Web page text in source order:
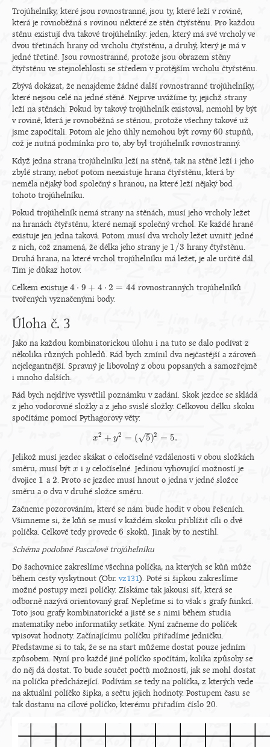
Trojúhelníky, které jsou rovnostranné, jsou ty, které leží v rovině,
která je rovnoběžná s rovinou některé ze stěn čtyřstěnu. Pro každou
stěnu existují dva takové trojúhelníky: jeden, který má své vrcholy ve
dvou třetinách hrany od vrcholu čtyřstěnu, a druhý, který je má v
jedné třetině. Jsou rovnostranné, protože jsou obrazem stěny
čtyřstěnu ve stejnolehlosti se středem v protějším vrcholu čtyřstěnu.
Zbývá dokázat, že nenajdeme žádné další rovnostranné trojúhelníky,
které nejsou celé na jedné stěně. Nejprve uvážíme ty, jejichž strany
leží na stěnách. Pokud by takový trojúhelník existoval, nemohl by být
v rovině, která je rovnoběžná se stěnou, protože všechny takové už
jsme započítali. Potom ale jeho úhly nemohou být rovny60
60 stupňů,
což je nutná podmínka pro to, aby byl trojúhelník rovnostranný.
Když jedna strana trojúhelníku leží na stěně, tak na stěně leží i jeho
zbylé strany, neboť potom neexistuje hrana čtyřstěnu, která by
neměla nějaký bod společný s hranou, na které leží nějaký bod
tohoto trojúhelníku.
Pokud trojúhelník nemá strany na stěnách, musí jeho vrcholy ležet
na hranách čtyřstěnu, které nemají společný vrchol. Ke každé hraně
existuje jen jedna taková. Potom musí dva vrcholy ležet uvnitř jedné
z nich, což znamená, že délka jeho strany je 1/3
1/3 hrany čtyřstěnu.
Druhá hrana, na které vrchol trojúhelníku má ležet, je ale určitě dál.
Tím je důkaz hotov.
Celkem existuje 4 ⋅ 9 + 4 ⋅ 2 = 44
4⋅ 9 +4⋅2 =44
rovnostranných trojúhelníků
tvořených vyznačenými body.
Úloha č. 3
Jako na každou kombinatorickou úlohu i na tuto se dalo podívat z
několika různých pohledů. Rád bych zmínil dva nejčastější a zároveň
nejelegantnější. Spravný je libovolný z obou popsaných a samozřejmě
i mnoho dalších.
Rád bych nejdříve vysvětlil poznámku v zadání. Skok jezdce se skládá
z jeho vodorovné složky a z jeho svislé složky. Celkovou délku skoku
spočítáme pomocí Pythagorovy věty:
x2 + y2 = ( 5
–
√ )2 = 5.
x2+ y2= (5)2=5.
Jelikož musí jezdec skákat o celočíselné vzdálenosti v obou složkách
směru, musí být x
x iy
yceločíselné. Jedinou vyhovující možností je
dvojice 1
1 a 2
2. Proto se jezdec musí hnout o jedna v jedné složce
směru a o dva v druhé složce směru.
Začneme pozorováním, které se nám bude hodit v obou řešeních.
Všimneme si, že kůň se musí v každém skoku přiblížit cíli o dvě
políčka. Celkově tedy provede 6
6 skoků. Jinak by to nestihl.
Schéma podobné Pascalově trojúhelníku
Do šachovnice zakreslíme všechna políčka, na kterých se kůň může
během cesty vyskytnout (Obr.vz131). Poté si šipkou zakreslíme
možné postupy mezi políčky. Získáme tak jakousi síť, která se
odborně nazývá orientovaný graf. Nepleťme si to však s grafy funkcí.
Toto jsou grafy kombinatorické a jistě se s nimi během studia
matematiky nebo informatiky setkáte. Nyní začneme do políček
vpisovat hodnoty. Začínajícímu políčku přiřadíme jedničku.
Představme si to tak, že se na start můžeme dostat pouze jedním
způsobem. Nyní pro každé jiné políčko spočítám, kolika způsoby se
do něj dá dostat. To bude součet počtů možností, jak se mohl dostat
na políčka předcházející. Podívám se tedy na políčka, z kterých vede
na aktuální políčko šipka, a sečtu jejich hodnoty. Postupem času se
tak dostanu na cílové políčko, kterému přiřadím číslo 20
20.